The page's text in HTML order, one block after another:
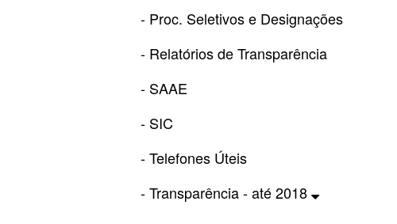
- Proc. Seletivos e Designações
- Relatórios de Transparência
- SAAE
- SIC
- Telefones Úteis
- Transparência - até 2018